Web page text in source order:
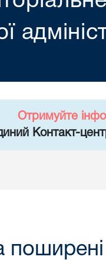
Отримуйте
Контакт-
поширені